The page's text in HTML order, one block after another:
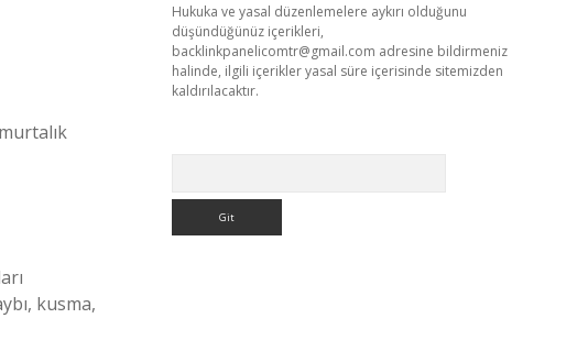
kusma,
Hukuka ve yasal düzenlemelere aykırı olduğunu
düşündüğünüz içerikleri,
backlinkpanelicomtr@gmail.com adresine bildirmeniz
halinde, ilgili içerikler yasal süre içerisinde sitemizden
kaldırılacaktır.